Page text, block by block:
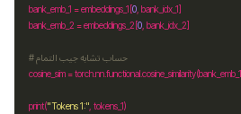
bank_emb_1 = embeddings_1[0
bank_emb_2 = embeddings_2[0
# حساب تشابه جيب التمام
cosine_sim = torchnnfunctional
print("Tokens 1:"